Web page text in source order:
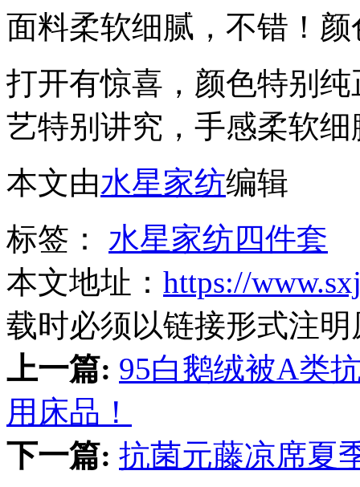
面料柔软细腻，不错！
打开有惊喜，颜色特别
艺特别讲究，手感柔软细
本文由水星家纺编辑
标签： 水星家纺四件套
本文地址： https://
载时必须以链接形式注
上一篇: 95白鹅绒被A类
用床品！
下一篇: 抗菌元藤凉席夏